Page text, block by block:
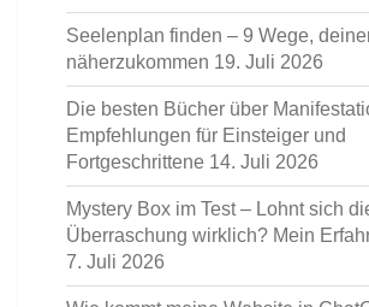
Seelenplan finden – 9 Wege,
näherzukommen 19. Juli 2026
Die besten Bücher über
Empfehlungen für Einsteiger und
Fortgeschrittene 14. Juli 2026
Mystery Box im Test – Lohnt sich
Überraschung wirklich? Mein
7. Juli 2026